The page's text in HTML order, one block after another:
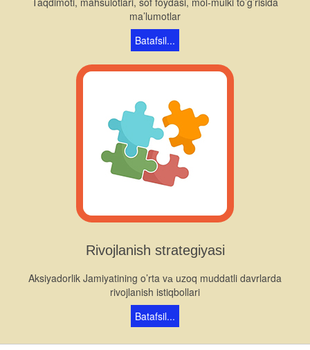
ma’lumotlar
Batafsil...
Rivojlanish strategiyasi
Aksiyadorlik Jamiyatining o’rta vа uzoq muddatli davrlarda
rivojlanish istiqbollari
Batafsil...